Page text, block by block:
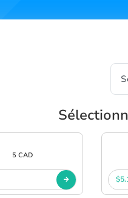
5 CAD